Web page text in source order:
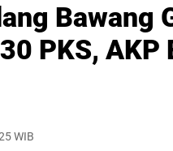
Bawang
PKS, AKP
WIB